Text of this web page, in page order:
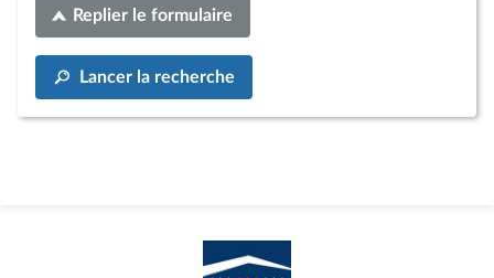
Replier le formulaire
Lancer la recherche